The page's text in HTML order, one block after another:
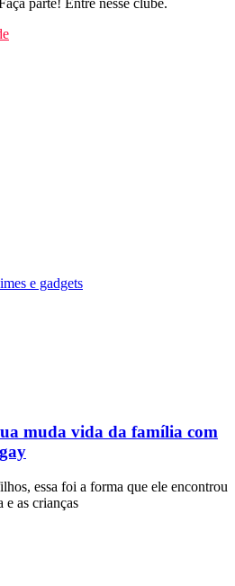
e gadgets
muda vida da família com
essa foi a forma que ele encontrou
e as crianças